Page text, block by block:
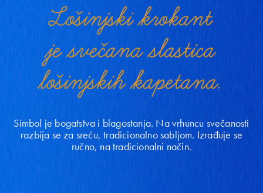
Lošinjski krokant
je svečana slastica
lošinjskih kapetana.
Simbol je bogatstva i blagostanja. Na vrhuncu svečanosti
razbija se za sreću, tradicionalno sabljom. Izrađuje se
ručno, na tradicionalni način.